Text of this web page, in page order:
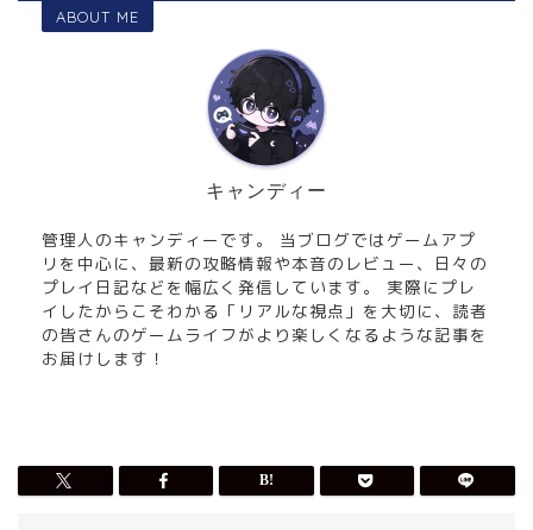
ABOUT ME
キャンディー
管理人のキャンディーです。 当ブログではゲームアプ
リを中心に、最新の攻略情報や本音のレビュー、日々の
プレイ日記などを幅広く発信しています。 実際にプレ
イしたからこそわかる「リアルな視点」を大切に、読者
の皆さんのゲームライフがより楽しくなるような記事を
お届けします！